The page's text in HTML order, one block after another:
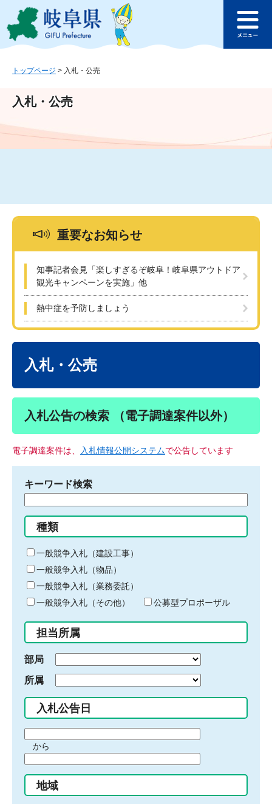
ジ
ュ
文
このページの本文へ
ュ
トップページ > 入札・公売
入札・公売
重要なお知らせ
知事記者会見「楽しすぎるぞ岐阜！岐阜県アウトドア
観光キャンペーンを実施」他
熱中症を予防しましょう
入札・公売
入札公告の検索 （電子調達案件以外）
電子調達案件は、 入札情報公開システムで公告しています
キーワード検索
る
キ
ー
ワ
ー
ド
入
力
種類
一般競争入札（建設工事）
一般競争入札（物品）
一般競争入札（業務委託）
一般競争入札（その他）
公募型プロポーザル
担当所属
部局
所属
入札公告日
間
始
り
から
間
終
地域